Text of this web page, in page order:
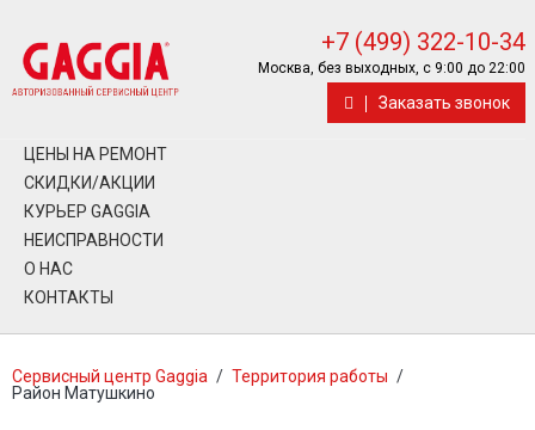
+7 (499) 322-10-34
Москва, без выходных, с 9:00 до 22:00
Заказать звонок
ЦЕНЫ НА РЕМОНТ
СКИДКИ/АКЦИИ
КУРЬЕР GAGGIA
НЕИСПРАВНОСТИ
О НАС
КОНТАКТЫ
Сервисный центр Gaggia / Территория работы /
Район Матушкино